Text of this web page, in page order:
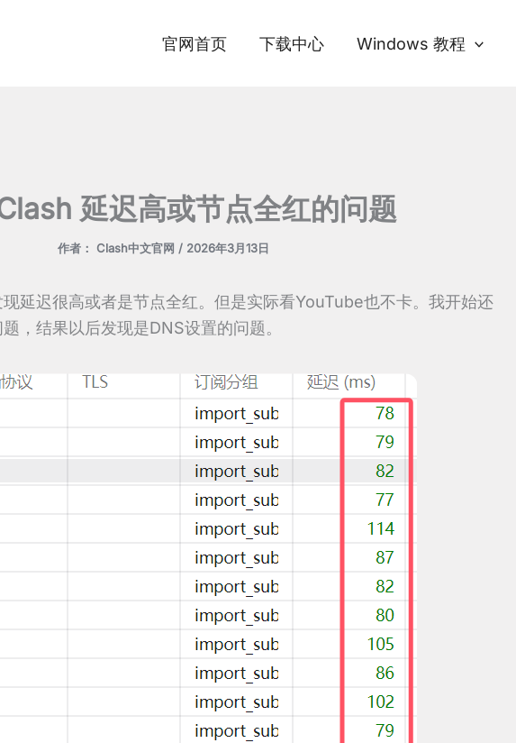
官网首页 下载中心 Windows 教程
延迟高或节点全红的问题
作者： Clash中文官网 / 2026年3月13日
延迟很高或者是节点全红。但是实际看YouTube也不卡。我开始还
，结果以后发现是DNS设置的问题。